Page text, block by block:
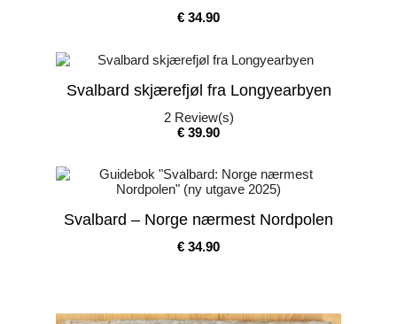
Pris
€ 34.90
Svalbard skjærefjøl fra Longyearbyen
2Review(s)
Pris
€ 39.90
Svalbard – Norge nærmest Nordpolen
Pris
€ 34.90